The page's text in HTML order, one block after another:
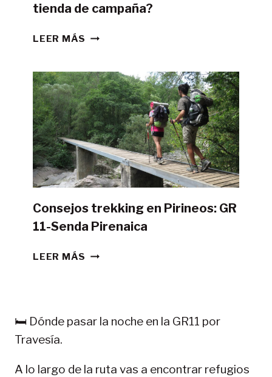
tienda de campaña?
LEER MÁS ¿ES
LA
GR11
CON
TIENDA
DE
CAMPAÑA?
Consejos trekking en Pirineos: GR
11-Senda Pirenaica
LEER MÁS CONSEJOS
11-
🛏️ Dónde pasar la noche en la GR11 por
Travesía.
A lo largo de la ruta vas a encontrar refugios